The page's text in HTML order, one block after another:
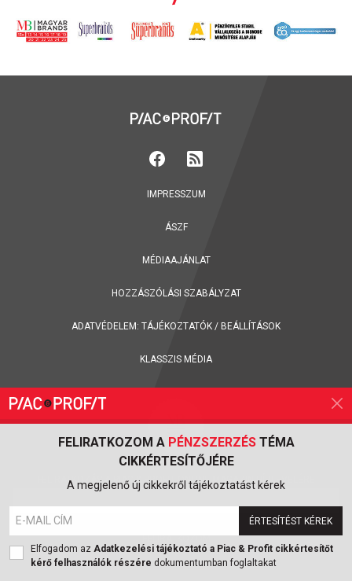
FELIRATKOZOM A PÉNZSZERZÉSTÉMA
CIKKÉRTESÍTŐJÉRE
A megjelenő új cikkekről tájékoztatást kérek
ÉRTESÍTÉST KÉREK
Elfogadom az Adatkezelési tájékoztató a Piac & Profit cikkértesítőt
kérő felhasználók részére dokumentumban foglaltakat
IMPRESSZUM
ÁSZF
MÉDIAAJÁNLAT
HOZZÁSZÓLÁSI SZABÁLYZAT
ADATVÉDELEM: TÁJÉKOZTATÓK / BEÁLLÍTÁSOK
KLASSZIS MÉDIA
FELIRATKOZÁS A PIAC & PROFIT ONLINE MAGAZIN HÍRLEVELÉRE
FELIRATKOZOM